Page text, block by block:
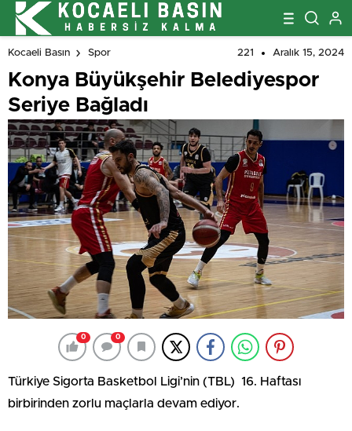
Kocaeli Basın Spor 221 Aralık 15, 2024
Konya Büyükşehir Belediyespor
Seriye Bağladı
0 0
Türkiye Sigorta Basketbol Ligi’nin (TBL) 16. Haftası
birbirinden zorlu maçlarla devam ediyor.